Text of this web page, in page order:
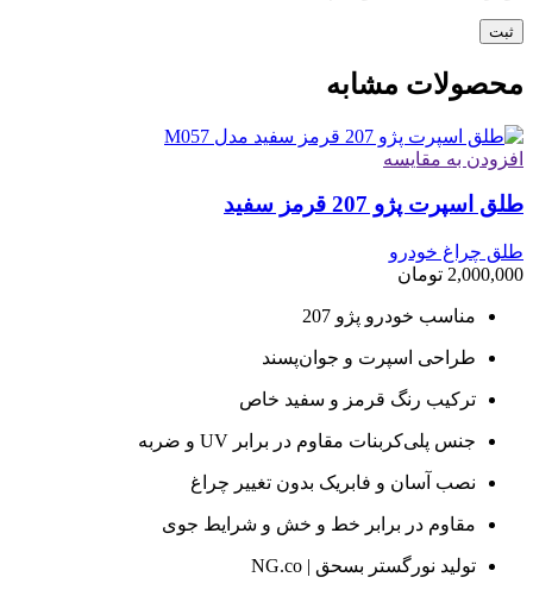
محصولات مشابه
افزودن به مقایسه
طلق اسپرت پژو 207 قرمز سفید
طلق چراغ خودرو
2,000,000 تومان
مناسب خودرو پژو 207
طراحی اسپرت و جوان‌پسند
ترکیب رنگ قرمز و سفید خاص
جنس پلی‌کربنات مقاوم در برابر UV و ضربه
نصب آسان و فابریک بدون تغییر چراغ
مقاوم در برابر خط و خش و شرایط جوی
تولید نورگستر بسحق | NG.co